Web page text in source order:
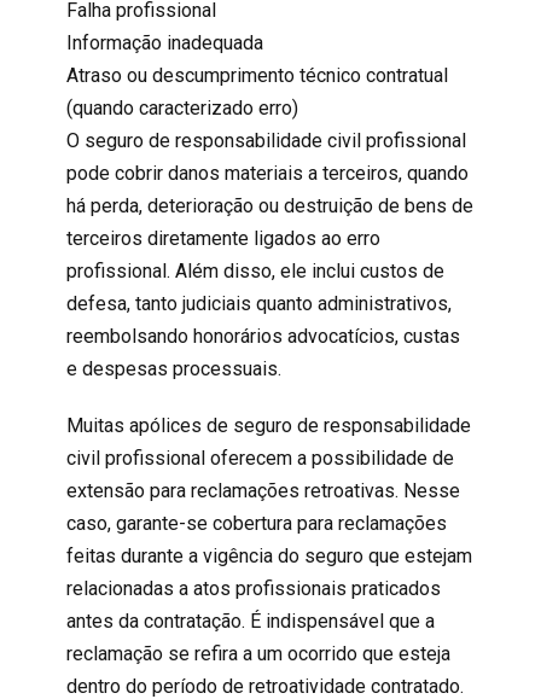
Falha profissional
Informação inadequada
Atraso ou descumprimento técnico contratual
(quando caracterizado erro)
O seguro de responsabilidade civil profissional
pode cobrir danos materiais a terceiros, quando
há perda, deterioração ou destruição de bens de
terceiros diretamente ligados ao erro
profissional. Além disso, ele inclui custos de
defesa, tanto judiciais quanto administrativos,
reembolsando honorários advocatícios, custas
e despesas processuais.
Muitas apólices de seguro de responsabilidade
civil profissionaloferecem a possibilidade de
extensão para reclamações retroativas. Nesse
caso, garante-se cobertura para reclamações
feitas durante a vigência do seguro que estejam
relacionadas a atos profissionais praticados
antes da contratação. É indispensável que a
reclamação se refira a um ocorrido que esteja
dentro do período de retroatividade contratado.